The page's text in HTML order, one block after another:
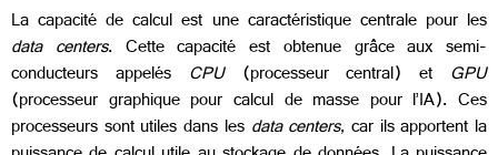
La capacité de calcul est une caractéristique centrale pour les
data centers. Cette capacité est obtenue grâce aux semi-
conducteurs appelés CPU (processeur central) et GPU
(processeur graphique pour calcul de masse pour l’IA). Ces
processeurs sont utiles dans les data centers, car ils apportent la